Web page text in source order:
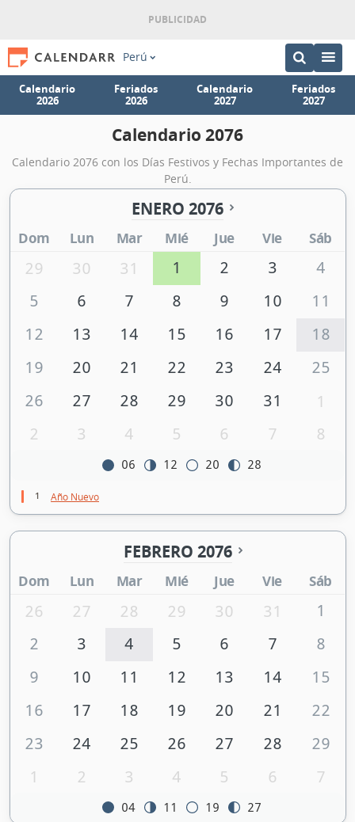
Perú
Calendario
2026
Feriados
2026
Calendario
2027
Feriados
2027
Calendario 2076
Calendario 2076 con los Días Festivos y Fechas Importantes de
Perú.
ENERO 2076
Dom Lun Mar Mié Jue Vie Sáb
29 30 31 1 2 3
4
5
6 7 8 9 10
11
12
13 14 15 16 17
18
19
20 21 22 23 24
25
26
27 28 29 30 31
1
2
3 4 5 6 7 8
06 12 20 28
1 Año Nuevo
FEBRERO 2076
Dom Lun Mar Mié Jue Vie Sáb
26 27 28 29 30 31
1
2
3 4 5 6 7
8
9
10 11 12 13 14
15
16
17 18 19 20 21
22
23
24 25 26 27 28
29
1
2 3 4 5 6 7
04 11 19 27